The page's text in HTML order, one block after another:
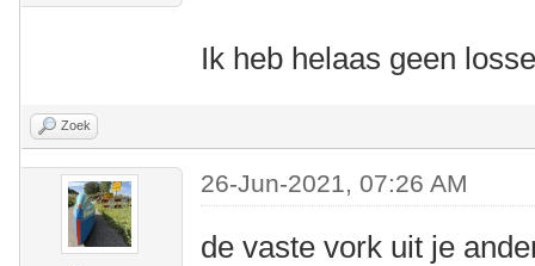
Ik heb helaas geen
Zoek
26-Jun-2021, 07:26 AM
de vaste vork uit je